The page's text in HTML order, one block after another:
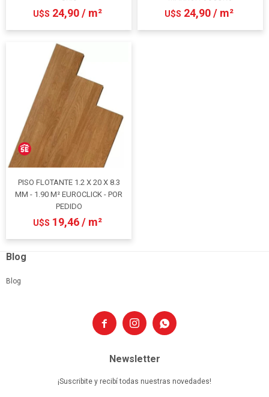
U$S 24,90 / m² U$S 24,90 / m²
PISO FLOTANTE 1.2 X 20 X 8.3
MM - 1.90 M² EUROCLICK - POR
PEDIDO
U$S 19,46 / m²
  
Blog
Blog
Newsletter
¡Suscribite y recibí todas nuestras novedades!